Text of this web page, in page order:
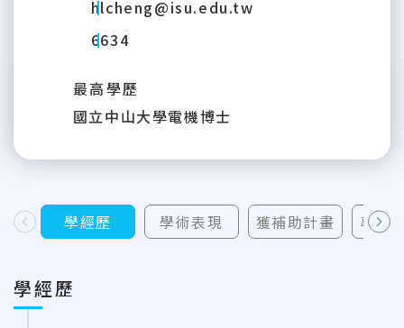
hlcheng@isu.edu.tw
6634
最高學歷
國立中山大學電機博士
上一則學經歷 學術表現 獲補助計畫 專利
下一則
學經歷